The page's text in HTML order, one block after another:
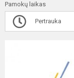
Pamokų laikas
Pertrauka